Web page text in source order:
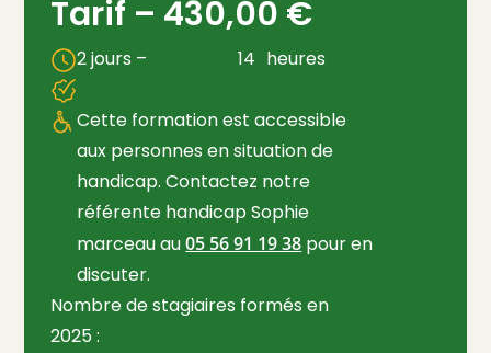
Tarif – 430,00 €
2 jours – 14 heures
Cette formation est accessible
aux personnes en situation de
handicap. Contactez notre
référente handicap Sophie
marceau au05 56 91 19 38 pour en
discuter.
Nombre de stagiaires formés en
2025 :